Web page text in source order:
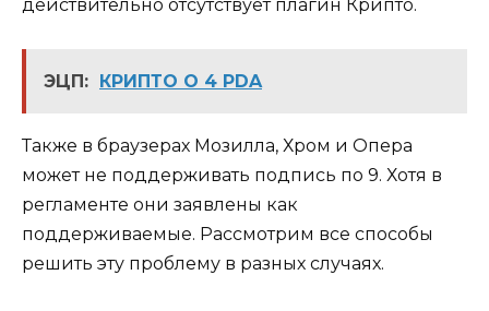
действительно отсутствует плагин Крипто.
ЭЦП: КРИПТО О 4 PDA
Также в браузерах Мозилла, Хром и Опера
может не поддерживать подпись по 9. Хотя в
регламенте они заявлены как
поддерживаемые. Рассмотрим все способы
решить эту проблему в разных случаях.